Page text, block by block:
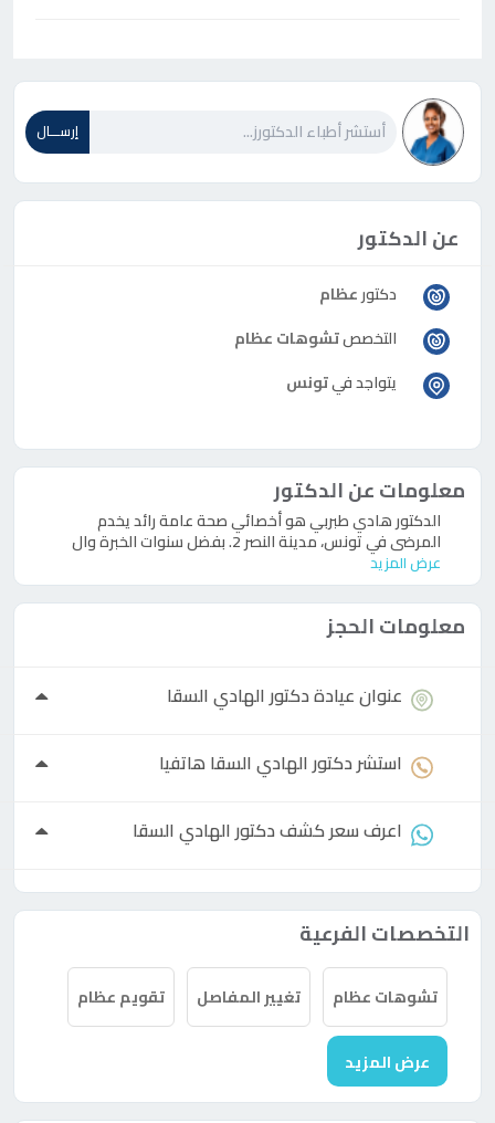
إرســـال
عن الدكتور
دكتورعظام
التخصصتشوهات عظام
يتواجد فيتونس
معلومات عن الدكتور
الدكتور هادي طبربي هو أخصائي صحة عامة رائد يخدم
المرضى في تونس، مدينة النصر 2. بفضل سنوات الخبرة وال
عرض المزيد
معلومات الحجز
عنوان عيادةدكتورالهادي السقا
استشردكتورالهادي السقا هاتفيا
اعرف سعر كشفدكتورالهادي السقا
التخصصات الفرعية
تشوهات عظام تغيير المفاصل تقويم عظام
عرض المزيد